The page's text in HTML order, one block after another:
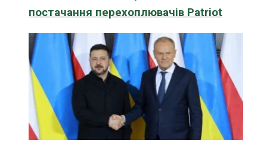
постачання перехоплювачів Patriot